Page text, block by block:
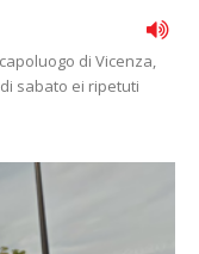
di Vicenza,
sabato ei ripetuti